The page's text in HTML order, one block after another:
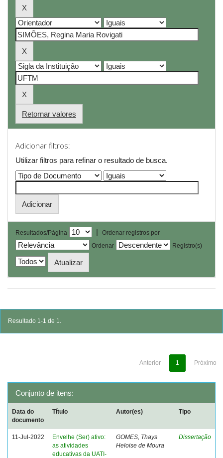
Retornar valores
Adicionar filtros:
Utilizar filtros para refinar o resultado de busca.
Resultados/Página |
Ordenar registros por
Ordenar
Registro(s)
Resultado 1-1 de 1.
Anterior 1 Próximo
Conjunto de itens:
Data do
documento
Título Autor(es) Tipo
11-Jul-2022
Envelhe (Ser) ativo:
as atividades
educativas da UATI-
GOMES, Thays
Heloise de Moura
Dissertação